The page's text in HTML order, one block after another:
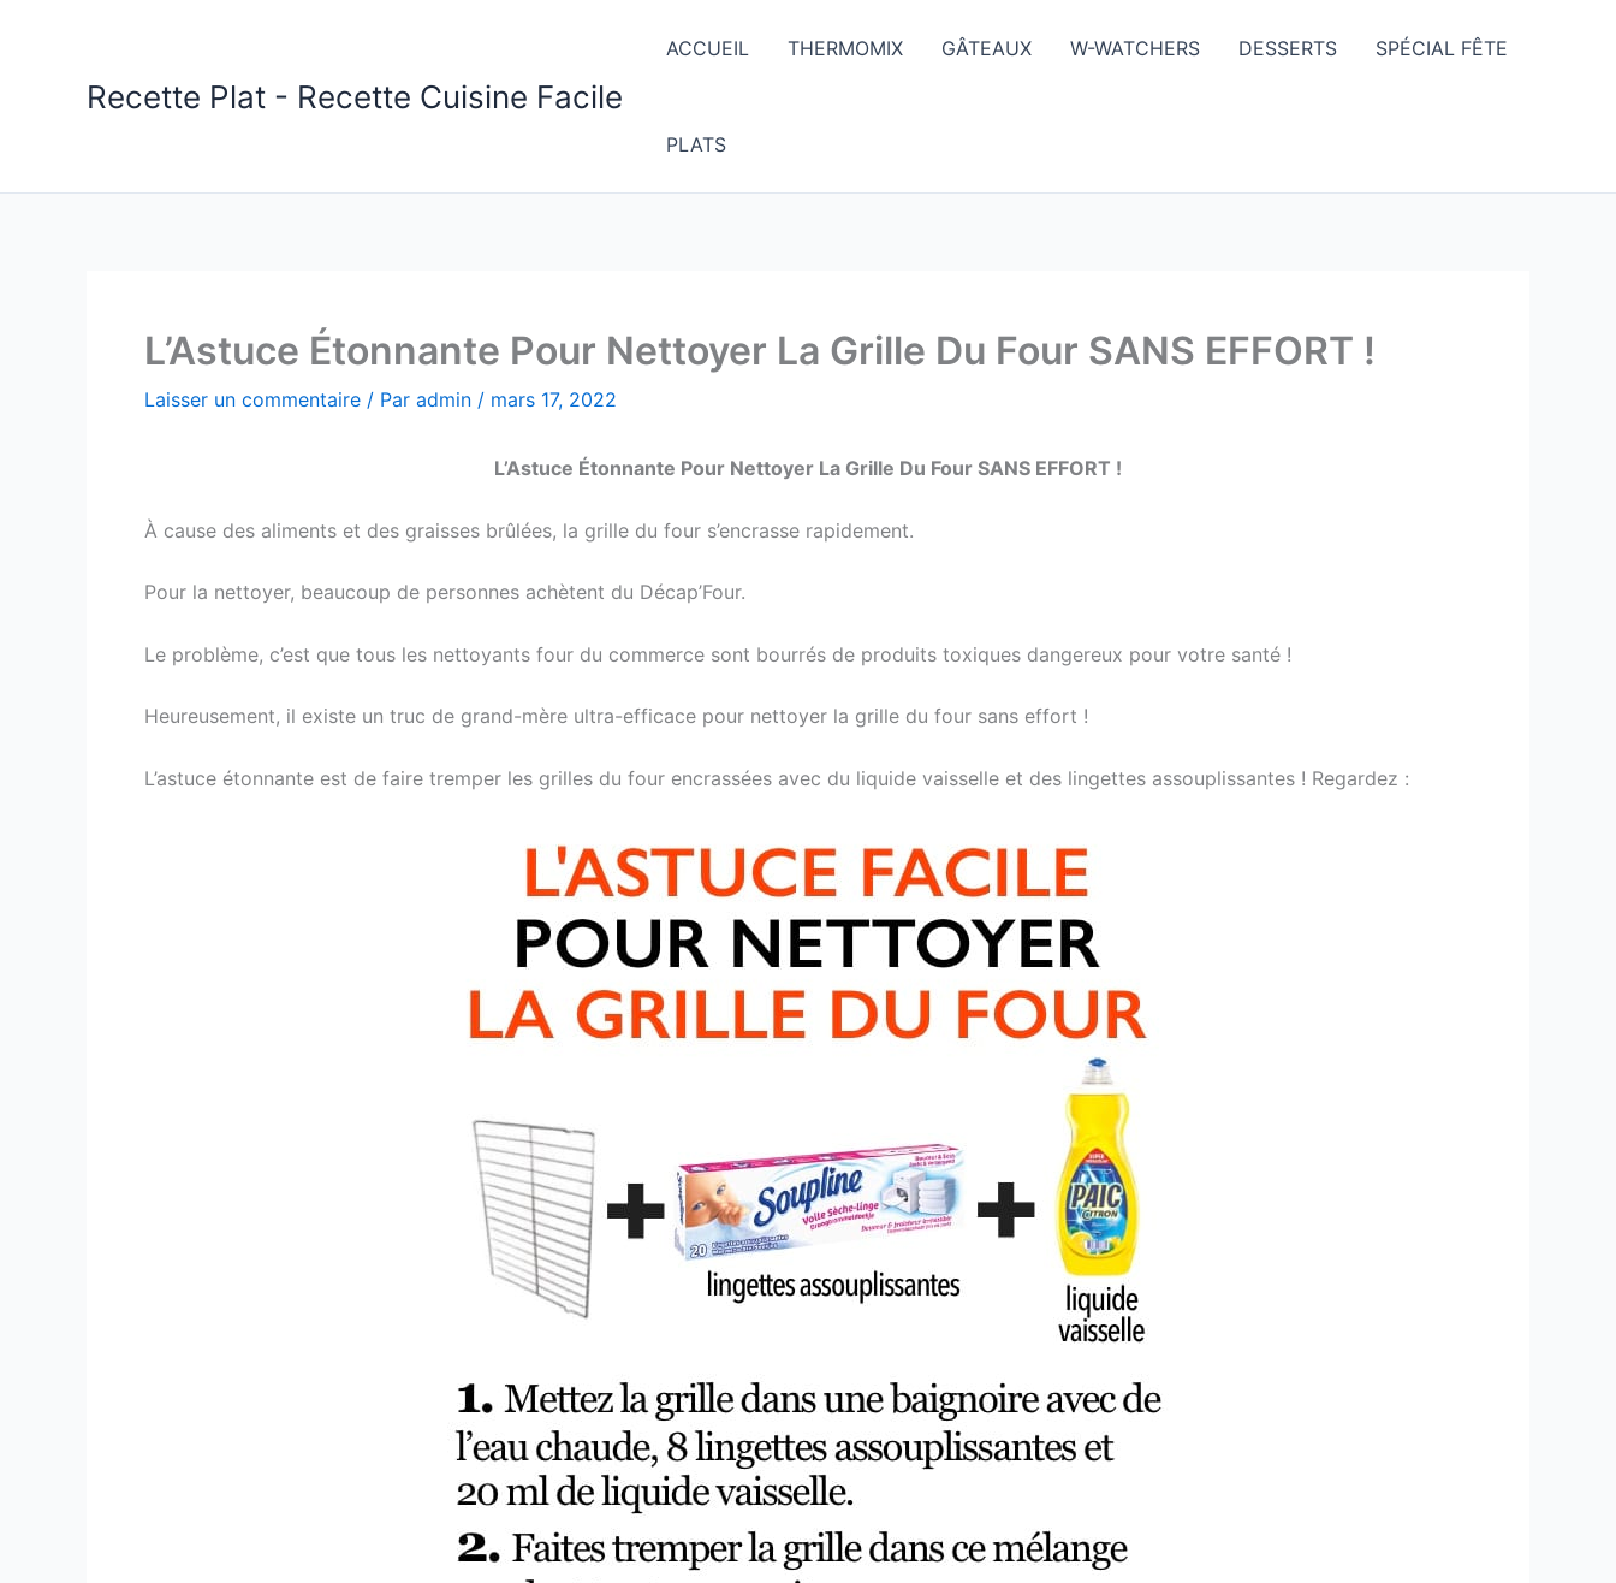
Recette Plat - Recette Cuisine Facile
ACCUEIL THERMOMIX GÂTEAUX W-WATCHERS DESSERTS SPÉCIAL FÊTE
PLATS
L’Astuce Étonnante Pour Nettoyer La Grille Du Four SANS EFFORT !
Laisser un commentaire / Par admin / mars 17, 2022
L’Astuce Étonnante Pour Nettoyer La Grille Du Four SANS EFFORT !
À cause des aliments et des graisses brûlées, la grille du four s’encrasse rapidement.
Pour la nettoyer, beaucoup de personnes achètent du Décap’Four.
Le problème, c’est que tous les nettoyants four du commerce sont bourrés de produits toxiques dangereux pour votre santé !
Heureusement, il existe un truc de grand-mère ultra-efficace pour nettoyer la grille du four sans effort !
L’astuce étonnante est de faire tremper les grilles du four encrassées avec du liquide vaisselle et des lingettes assouplissantes ! Regardez :